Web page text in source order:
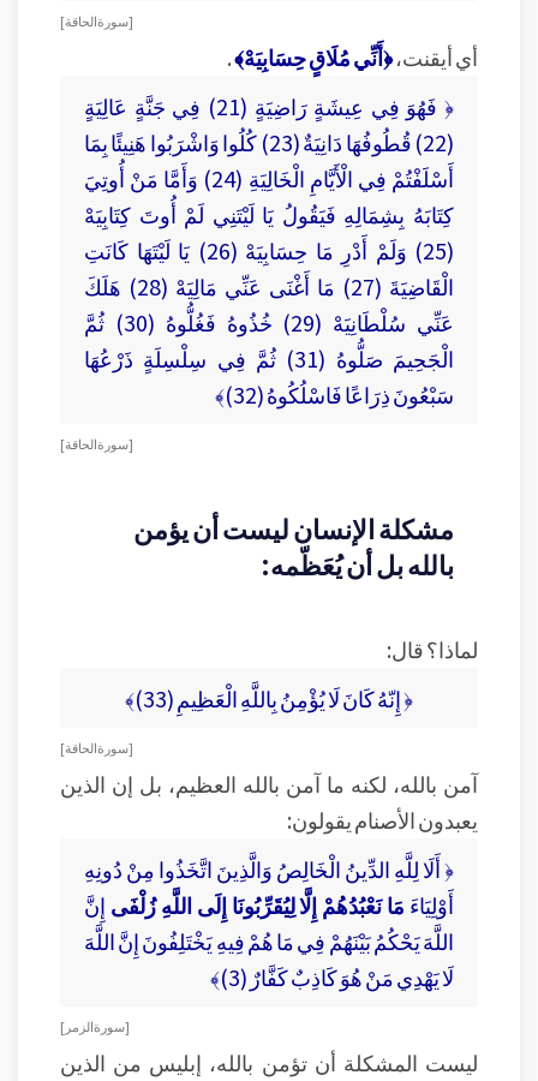
[ سورة الحاقة ]
أي أيقنت،﴿أَنِّي مُلَاقٍ حِسَابِيَهْ﴾.
﴿ فَهُوَ فِي عِيشَةٍ رَاضِيَةٍ (21) فِي جَنَّةٍ عَالِيَةٍ
(22) قُطُوفُهَا دَانِيَةٌ (23) كُلُوا وَاشْرَبُوا هَنِيئًا بِمَا
أَسْلَفْتُمْ فِي الْأَيَّامِ الْخَالِيَةِ (24) وَأَمَّا مَنْ أُوتِيَ
كِتَابَهُ بِشِمَالِهِ فَيَقُولُ يَا لَيْتَنِي لَمْ أُوتَ كِتَابِيَهْ
(25) وَلَمْ أَدْرِ مَا حِسَابِيَهْ (26) يَا ‎لَيْتَهَا كَانَتِ
الْقَاضِيَةَ (27) مَا أَغْنَى عَنِّي مَالِيَهْ (28) هَلَكَ
عَنِّي سُلْطَانِيَهْ (29) خُذُوهُ فَغُلُّوهُ (30) ثُمَّ
الْجَحِيمَ صَلُّوهُ (31) ثُمَّ فِي سِلْسِلَةٍ ذَرْعُهَا
سَبْعُونَ ذِرَاعًا فَاسْلُكُوهُ (32)﴾
[ سورة الحاقة ]
مشكلة الإنسان ليست أن يؤمن
بالله بل أن يُعَظّمه:
لماذا؟ قال:
﴿ إِنّهُ كَانَ لَا يُؤْمِنُ بِاللَّهِ الْعَظِيمِ (33)﴾
[ سورة الحاقة ]
آمن بالله، لكنه ما آمن بالله العظيم، بل إن الذين
يعبدون الأصنام يقولون:
﴿ أَلَا لِلَّهِ الدِّينُ الْخَالِصُ وَالَّذِينَ اتَّخَذُوا مِنْ دُونِهِ
أَوْلِيَاءَ مَا نَعْبُدُهُمْ إِلَّا لِيُقَرِّبُونَا إِلَى اللَّهِ زُلْفَى إِنَّ
اللَّهَ يَحْكُمُ بَيْنَهُمْ فِي مَا هُمْ فِيهِ يَخْتَلِفُونَ إِنَّ اللَّهَ
لَا يَهْدِي مَنْ هُوَ كَاذِبٌ كَفَّارٌ (3)﴾
[ سورة الزمر ]
ليست المشكلة أن تؤمن بالله، إبليس من الذين